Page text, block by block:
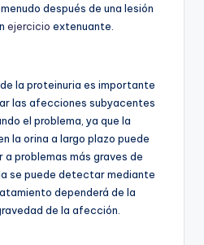
después de una lesión
ejercicio extenuante.
la proteinuria es importante
las afecciones subyacentes
el problema, ya que la
la orina a largo plazo puede
a problemas más graves de
se puede detectar mediante
dependerá de la
de la afección.